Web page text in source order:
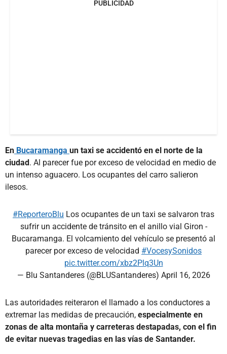
PUBLICIDAD
En Bucaramanga un taxi se accidentó en el norte de la
ciudad. Al parecer fue por exceso de velocidad en medio de
un intenso aguacero. Los ocupantes del carro salieron
ilesos.
#ReporteroBlu Los ocupantes de un taxi se salvaron tras
sufrir un accidente de tránsito en el anillo vial Giron -
Bucaramanga. El volcamiento del vehículo se presentó al
parecer por exceso de velocidad #VocesySonidos
pic.twitter.com/xbz2Plq3Un
— Blu Santanderes (@BLUSantanderes) April 16, 2026
Las autoridades reiteraron el llamado a los conductores a
extremar las medidas de precaución, especialmente en
zonas de alta montaña y carreteras destapadas, con el fin
de evitar nuevas tragedias en las vías de Santander.